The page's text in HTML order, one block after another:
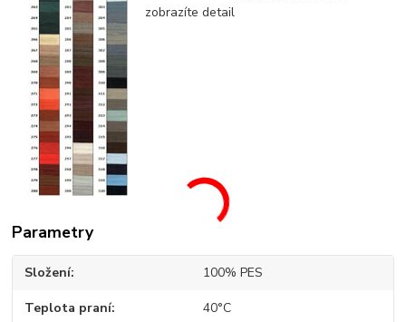
zobrazíte detail
Parametry
Složení 100% PES
Teplota praní 40°C